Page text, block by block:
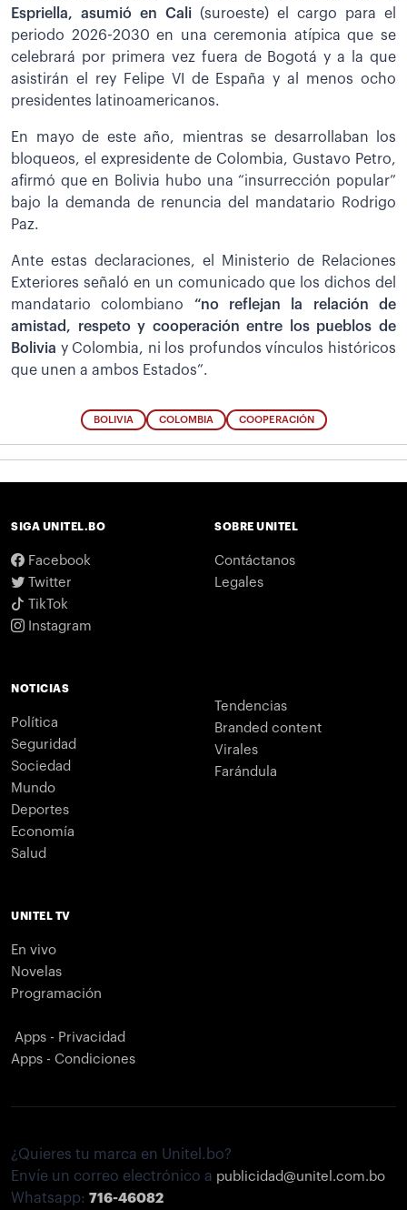
Espriella, asumió en Cali (suroeste) el cargo para el
periodo 2026-2030 en una ceremonia atípica que se
celebrará por primera vez fuera de Bogotá y a la que
asistirán el rey Felipe VI de España y al menos ocho
presidentes latinoamericanos.
En mayo de este año, mientras se desarrollaban los
bloqueos, el expresidente de Colombia, Gustavo Petro,
afirmó que en Bolivia hubo una “insurrección popular”
bajo la demanda de renuncia del mandatario Rodrigo
Paz.
Ante estas declaraciones, el Ministerio de Relaciones
Exteriores señaló en un comunicado que los dichos del
mandatario colombiano “no reflejan la relación de
amistad, respeto y cooperación entre los pueblos de
Bolivia y Colombia, ni los profundos vínculos históricos
que unen a ambos Estados”.
BOLIVIA COLOMBIA COOPERACIÓN
SIGA UNITEL.BO
Facebook
Twitter
TikTok
Instagram
SOBRE UNITEL
Contáctanos
Legales
NOTICIAS
Política
Seguridad
Sociedad
Mundo
Deportes
Economía
Salud
Tendencias
Branded content
Virales
Farándula
UNITEL TV
En vivo
Novelas
Programación
Apps - Privacidad
Apps - Condiciones
¿Quieres tu marca en Unitel.bo?
Envíe un correo electrónico a publicidad@unitel.com.bo
Whatsapp: 716-46082